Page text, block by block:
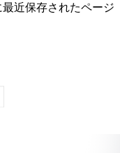
近保存されたページ